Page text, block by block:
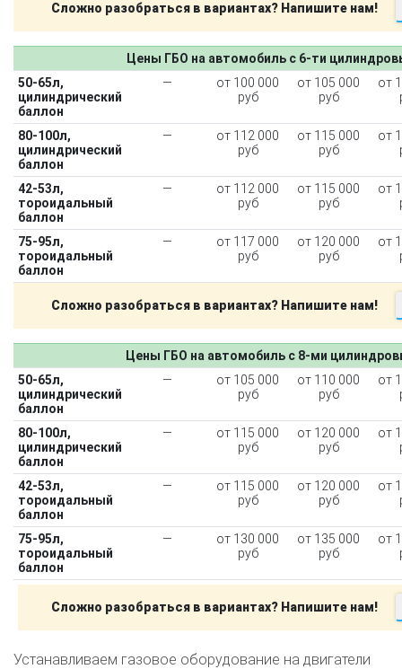
Сложно разобраться в вариантах? Напишите нам!
Цены ГБО на автомобиль с 6-ти
50-65л,
цилиндрический
баллон
—
от 100 000
руб
от 105 000
руб
от
80-100л,
цилиндрический
баллон
—
от 112 000
руб
от 115 000
руб
от
42-53л,
тороидальный
баллон
—
от 112 000
руб
от 115 000
руб
от
75-95л,
тороидальный
баллон
—
от 117 000
руб
от 120 000
руб
от
Сложно разобраться в вариантах? Напишите нам!
Цены ГБО на автомобиль с 8-ми
50-65л,
цилиндрический
баллон
—
от 105 000
руб
от 110 000
руб
от
80-100л,
цилиндрический
баллон
—
от 115 000
руб
от 120 000
руб
от
42-53л,
тороидальный
баллон
—
от 115 000
руб
от 120 000
руб
от
75-95л,
тороидальный
баллон
—
от 130 000
руб
от 135 000
руб
от
Сложно разобраться в вариантах? Напишите нам!
Устанавливаем газовое оборудование на двигатели